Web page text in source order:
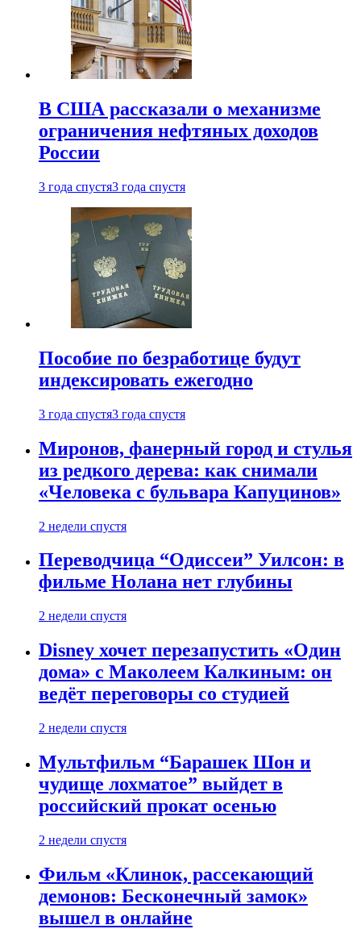
В США рассказали о механизме
ограничения нефтяных доходов
России
3 года спустя3 года спустя
Пособие по безработице будут
индексировать ежегодно
3 года спустя3 года спустя
Миронов, фанерный город и стулья
из редкого дерева: как снимали
«Человека с бульвара Капуцинов»
2 недели спустя
Переводчица “Одиссеи” Уилсон: в
фильме Нолана нет глубины
2 недели спустя
Disney хочет перезапустить «Один
дома» с Маколеем Калкиным: он
ведёт переговоры со студией
2 недели спустя
Мультфильм “Барашек Шон и
чудище лохматое” выйдет в
российский прокат осенью
2 недели спустя
Фильм «Клинок, рассекающий
демонов: Бесконечный замок»
вышел в онлайне